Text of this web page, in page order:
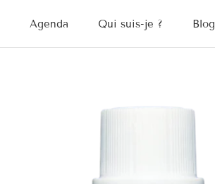
Agenda
Qui suis-je ?
Blog